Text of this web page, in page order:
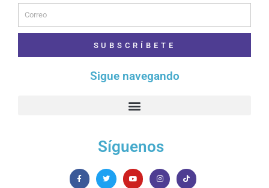
SUBSCRÍBETE
Sigue navegando
Síguenos
F
a
T
w
Y
o
I
n
T
i